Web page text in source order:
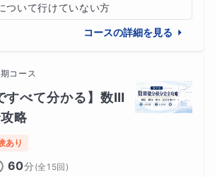
ついて行けていない方
コースの詳細を見る
コース
すべて分かる】数Ⅲ
略
あり
60分 (全15回)